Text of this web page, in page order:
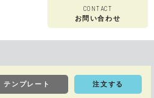
ト
CONTACT
お問い合わせ
テンプレート 注文する